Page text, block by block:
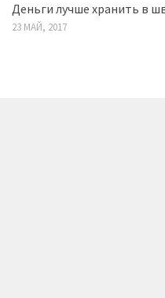
Деньги лучше хранить в
23 МАЙ, 2017